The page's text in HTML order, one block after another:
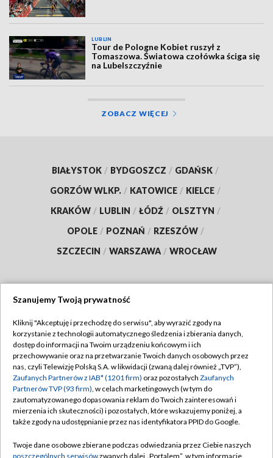
LUBLIN
Tour de Pologne Kobiet ruszył z
Tomaszowa. Światowa czołówka ściga się
na Lubelszczyźnie
ZOBACZ WIĘCEJ
BIAŁYSTOK / BYDGOSZCZ / GDAŃSK /
GORZÓW WLKP. / KATOWICE / KIELCE /
KRAKÓW / LUBLIN / ŁÓDŹ / OLSZTYN /
OPOLE / POZNAŃ / RZESZÓW /
SZCZECIN / WARSZAWA / WROCŁAW
TVP
Abonament TVP
Emisja w TVP
Centrum informacji TVP
Naziemna Telewizja Cyfrowa
Rada Programowa
Regulamin TVP
Polityka prywatności
Moje zgody
Pomoc
Szanujemy Twoją prywatność
Kliknij "Akceptuję i przechodzę do serwisu", aby wyrazić zgody na
korzystanie z technologii automatycznego śledzenia i zbierania danych,
dostęp do informacji na Twoim urządzeniu końcowym i ich
przechowywanie oraz na przetwarzanie Twoich danych osobowych przez
nas, czyli Telewizję Polską S.A. w likwidacji (zwaną dalej również „TVP”),
Zaufanych Partnerów z IAB* (1201 firm) oraz pozostałych Zaufanych
Partnerów TVP (93 firm), w celach marketingowych (w tym do
zautomatyzowanego dopasowania reklam do Twoich zainteresowań i
mierzenia ich skuteczności) i pozostałych, które wskazujemy poniżej, a
także zgody na udostępnianie przez nas identyfikatora PPID do Google.
Twoje dane osobowe zbierane podczas odwiedzania przez Ciebie naszych
poszczególnych serwisówzwanych dalej „Portalem”, w tym informacje